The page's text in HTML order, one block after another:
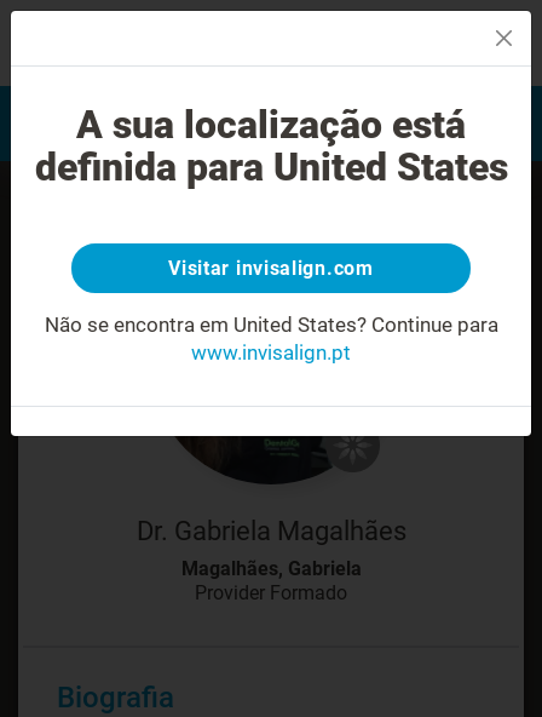
Avaliação do sorriso
Encontrar um Invisalign
provider
Dr. Gabriela Magalhães
Magalhães, Gabriela
Provider Formado
Biografia
A sua localização está
definida para United States
Visitar invisalign.com
Não se encontra em United States? Continue para
www.invisalign.pt